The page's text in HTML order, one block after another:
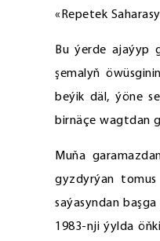
«Repetek
Bu ýerde ajaýyp
şemalyň
beýik däl, ýöne
birnäçe wagtdan
Muňa
gyzdyrýan
saýasyndan
1983-nji ýylda